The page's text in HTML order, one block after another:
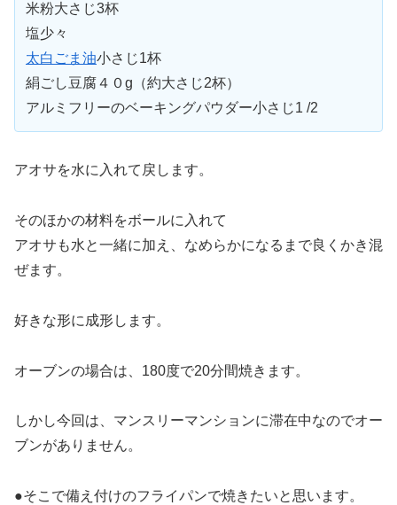
米粉大さじ3杯
塩少々
太白ごま油小さじ1杯
絹ごし豆腐４０g（約大さじ2杯）
アルミフリーのベーキングパウダー小さじ1 /2
アオサを水に入れて戻します。
そのほかの材料をボールに入れて
アオサも水と一緒に加え、なめらかになるまで良くかき混
ぜます。
好きな形に成形します。
オーブンの場合は、180度で20分間焼きます。
しかし今回は、マンスリーマンションに滞在中なのでオー
ブンがありません。
●そこで備え付けのフライパンで焼きたいと思います。